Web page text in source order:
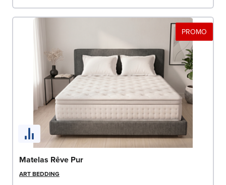
PROMO
Matelas Rêve Pur
ART BEDDING